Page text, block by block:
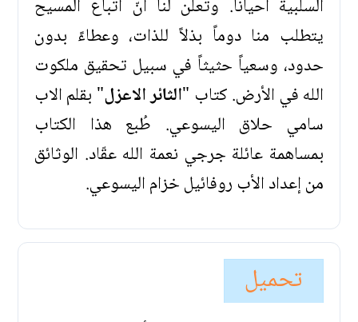
السلبية أحياناً. وتعلن لنا أنّ اتباع المسيح
يتطلب منا دوماً بذلاً للذات، وعطاءً بدون
حدود، وسعياً حثيثاً في سبيل تحقيق ملكوت
الله في الأرض. كتاب "الثائر الاعزل" بقلم الاب
سامي حلاق اليسوعي. طُبع هذا الكتاب
بمساهمة عائلة جرجي نعمة الله عقّاد. الوثائق
من إعداد الأب روفائيل خزام اليسوعي.
تحميل